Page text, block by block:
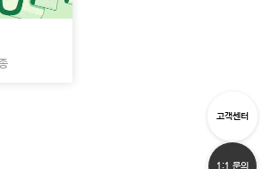
고객센터
1:1 문의